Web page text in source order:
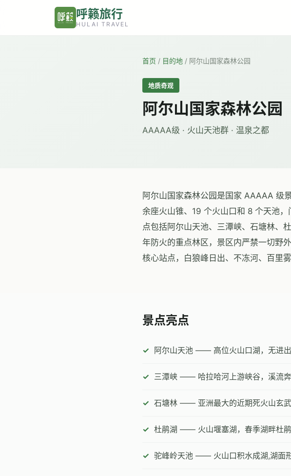
呼籁旅行
HULAI TRAVEL
首页 / 目的地 / 阿尔山国家森林公园
地质奇观
阿尔山国家森林公园
AAAAA级 · 火山天池群 · 温泉之都
阿尔山国家森林公园是国家 AAAAA 级
余座火山锥、19 个火山口和 8 个天池
点包括阿尔山天池、三潭峡、石塘林、
年防火的重点林区，景区内严禁一切野
核心站点，白狼峰日出、不冻河、百里
景点亮点
阿尔山天池 —— 高位火山口湖，无进
三潭峡 —— 哈拉哈河上游峡谷，溪流
石塘林 —— 亚洲最大的近期死火山玄
杜鹃湖 —— 火山堰塞湖，春季湖畔杜
驼峰岭天池 —— 火山口积水成湖,湖面